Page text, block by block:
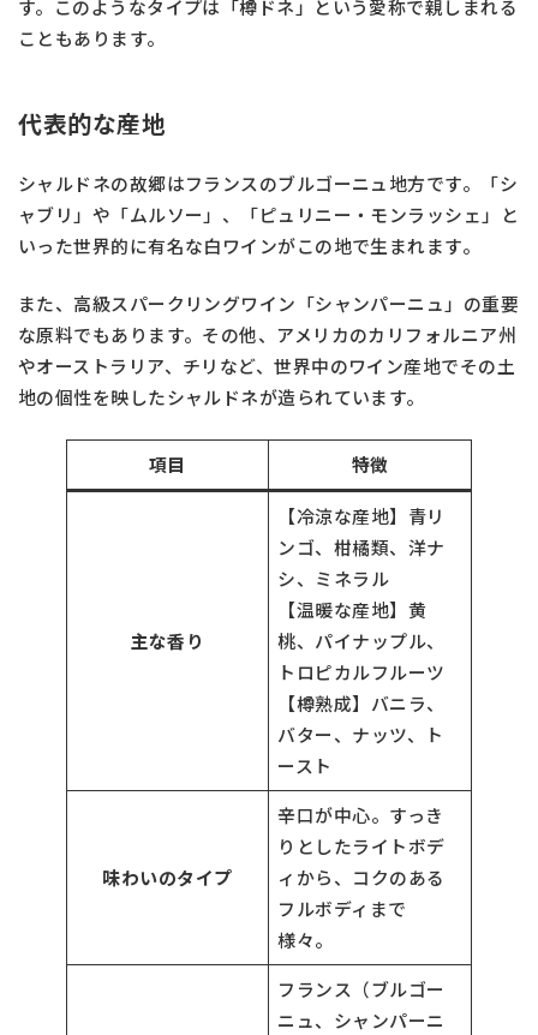
す。このようなタイプは「樽ドネ」という愛称で親しまれる
こともあります。
代表的な産地
シャルドネの故郷はフランスのブルゴーニュ地方です。「シ
ャブリ」や「ムルソー」、「ピュリニー・モンラッシェ」と
いった世界的に有名な白ワインがこの地で生まれます。
また、高級スパークリングワイン「シャンパーニュ」の重要
な原料でもあります。その他、アメリカのカリフォルニア州
やオーストラリア、チリなど、世界中のワイン産地でその土
地の個性を映したシャルドネが造られています。
項目 特徴
主な香り
【冷涼な産地】青リ
ンゴ、柑橘類、洋ナ
シ、ミネラル
【温暖な産地】黄
桃、パイナップル、
トロピカルフルーツ
【樽熟成】バニラ、
バター、ナッツ、ト
ースト
味わいのタイプ
辛口が中心。すっき
りとしたライトボデ
ィから、コクのある
フルボディまで
様々。
フランス（ブルゴー
ニュ、シャンパーニ